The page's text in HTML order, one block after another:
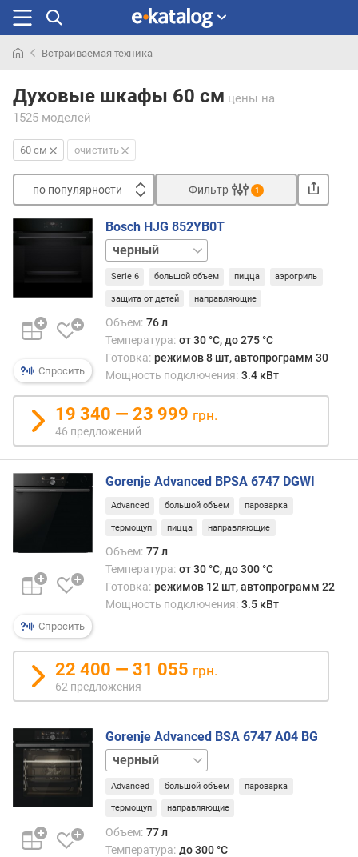
раньше
Встраиваемая техника
Духовые шкафы 60 см цены на
1525 моделей
60 см очистить
по популярности
п
п
у
л
р
н
с
и
о
ш
е
в
х
к
д
о
и
м
о
т
д
о
Фильтр 1
Спросить
Bosch HJG 852YB0T
белый
графит
нержавейка
Serie 6 большой объем пицца аэрогриль
защита от детей направляющие
Объем: 76 л
Температура: от 30 °C, до 275 °C
Готовка: режимов 8 шт, автопрограмм 30
Мощность подключения: 3.4 кВт
19 340 — 23 999 грн.
46 предложений
Спросить
Gorenje Advanced BPSA 6747 DGWI
Advanced большой объем пароварка
термощуп пицца направляющие
Объем: 77 л
Температура: от 30 °C, до 300 °C
Готовка: режимов 12 шт, автопрограмм 22
Мощность подключения: 3.5 кВт
22 400 — 31 055 грн.
62 предложения
Gorenje Advanced BSA 6747 A04 BG
нержавейка
Advanced большой объем пароварка
термощуп направляющие
Объем: 77 л
Температура: до 300 °C